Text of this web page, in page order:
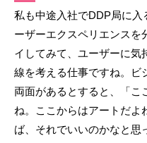
私も中途入社でDDP局に
ーザーエクスペリエンスを
イしてみて、ユーザーに気
線を考える仕事ですね。ビ
両面があるとすると、「こ
ね。ここからはアートだよ
ば、それでいいのかなと思